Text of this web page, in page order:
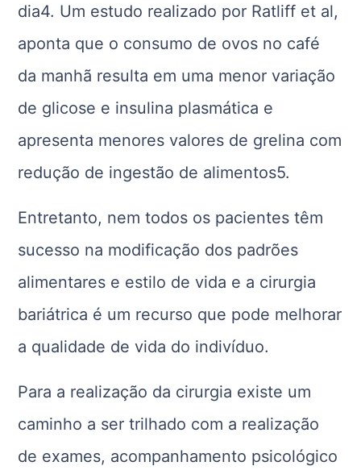
dia4. Um estudo realizado por Ratliff et al,
aponta que o consumo de ovos no café
da manhã resulta em uma menor variação
de glicose e insulina plasmática e
apresenta menores valores de grelina com
redução de ingestão de alimentos5.
Entretanto, nem todos os pacientes têm
sucesso na modificação dos padrões
alimentares e estilo de vida e a cirurgia
bariátrica é um recurso que pode melhorar
a qualidade de vida do indivíduo.
Para a realização da cirurgia existe um
caminho a ser trilhado com a realização
de exames, acompanhamento psicológico